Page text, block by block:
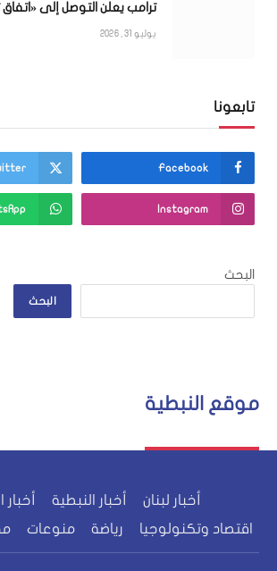
ترامب يعلن التوصل إلى
يوليو 31, 2026
تابعونا
Facebook
Instagram
البحث
البحث
موقع النبطية
أخبار لبنان أخبار النبطية
أخبار
اقتصاد وتكنولوجيا
رياضة منوعات